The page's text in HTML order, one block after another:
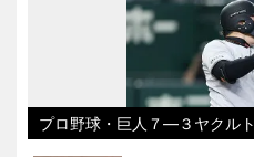
プロ野球・巨人７―３ヤクルト